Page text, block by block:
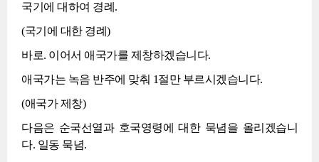
국기에 대하여 경례.
(국기에 대한 경례)
바로. 이어서 애국가를 제창하겠습니다.
애국가는 녹음 반주에 맞춰 1절만 부르시겠습니다.
(애국가 제창)
다음은 순국선열과 호국영령에 대한 묵념을 올리겠습니
다. 일동 묵념.